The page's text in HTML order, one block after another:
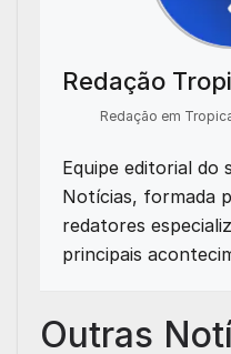
Redação
Redação em
Equipe editorial do
Notícias, formada
redatores
principais
Outras